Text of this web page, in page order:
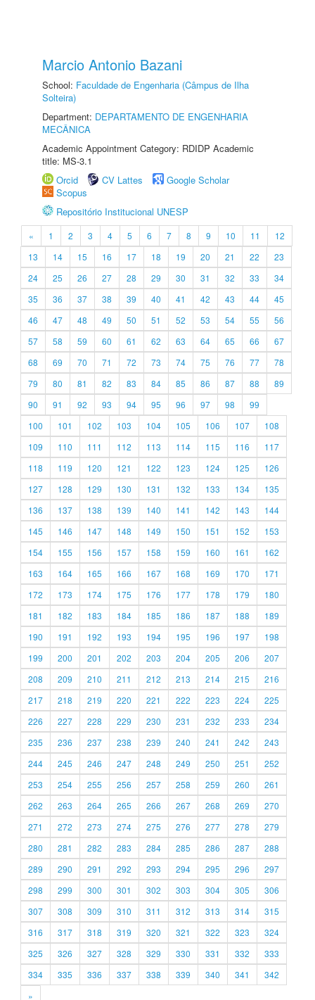
Marcio Antonio Bazani
School: Faculdade de Engenharia (Câmpus de Ilha
Solteira)
Department: DEPARTAMENTO DE ENGENHARIA
MECÂNICA
Academic Appointment Category: RDIDP Academic
title: MS-3.1
Orcid
CV Lattes
Google Scholar
Scopus
Repositório Institucional UNESP
« 1 2 3 4 5 6 7 8 9 10 11
12
13
14 15 16 17 18 19 20 21 22
23
24
25 26 27 28 29 30 31 32 33
34
35
36 37 38 39 40 41 42 43 44
45
46
47 48 49 50 51 52 53 54 55
56
57
58 59 60 61 62 63 64 65 66
67
68
69 70 71 72 73 74 75 76 77
78
79
80 81 82 83 84 85 86 87 88
89
90
91 92 93 94 95 96 97 98
99
100
101 102 103 104 105 106 107
108
109
110 111 112 113 114 115 116
117
118
119 120 121 122 123 124 125
126
127
128 129 130 131 132 133 134
135
136
137 138 139 140 141 142 143
144
145
146 147 148 149 150 151 152
153
154
155 156 157 158 159 160 161
162
163
164 165 166 167 168 169 170
171
172
173 174 175 176 177 178 179
180
181
182 183 184 185 186 187 188
189
190
191 192 193 194 195 196 197
198
199
200 201 202 203 204 205 206
207
208
209 210 211 212 213 214 215
216
217
218 219 220 221 222 223 224
225
226
227 228 229 230 231 232 233
234
235
236 237 238 239 240 241 242
243
244
245 246 247 248 249 250 251
252
253
254 255 256 257 258 259 260
261
262
263 264 265 266 267 268 269
270
271
272 273 274 275 276 277 278
279
280
281 282 283 284 285 286 287
288
289
290 291 292 293 294 295 296
297
298
299 300 301 302 303 304 305
306
307
308 309 310 311 312 313 314
315
316
317 318 319 320 321 322 323
324
325
326 327 328 329 330 331 332
333
334
335 336 337 338 339 340 341
342
»